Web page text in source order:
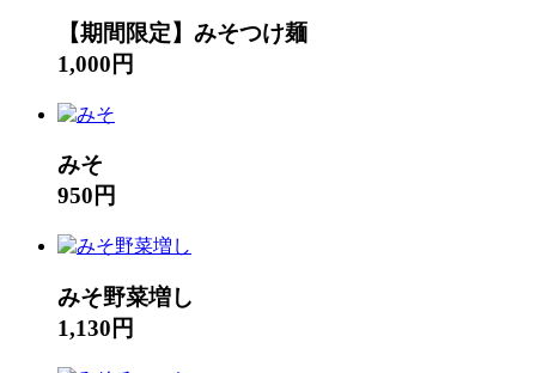
【期間限定】みそつけ麺
1,000円
みそ
950円
みそ野菜増し
1,130円